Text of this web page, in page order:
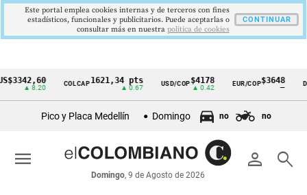
Cintillo
económicos
Colombia
COLCAP1621,34 pts USD/COP$4178
▲ 0.42
EUR/COP$3648
—
Pico y Placa Medellín Domingo no no
person search
Domingo, 9 de Agosto de 2026
menu
Este portal emplea cookies internas y de terceros con fines
estadísticos, funcionales y publicitarios. Puede aceptarlas o
consultar más en nuestra politica de cookies
CONTINUAR